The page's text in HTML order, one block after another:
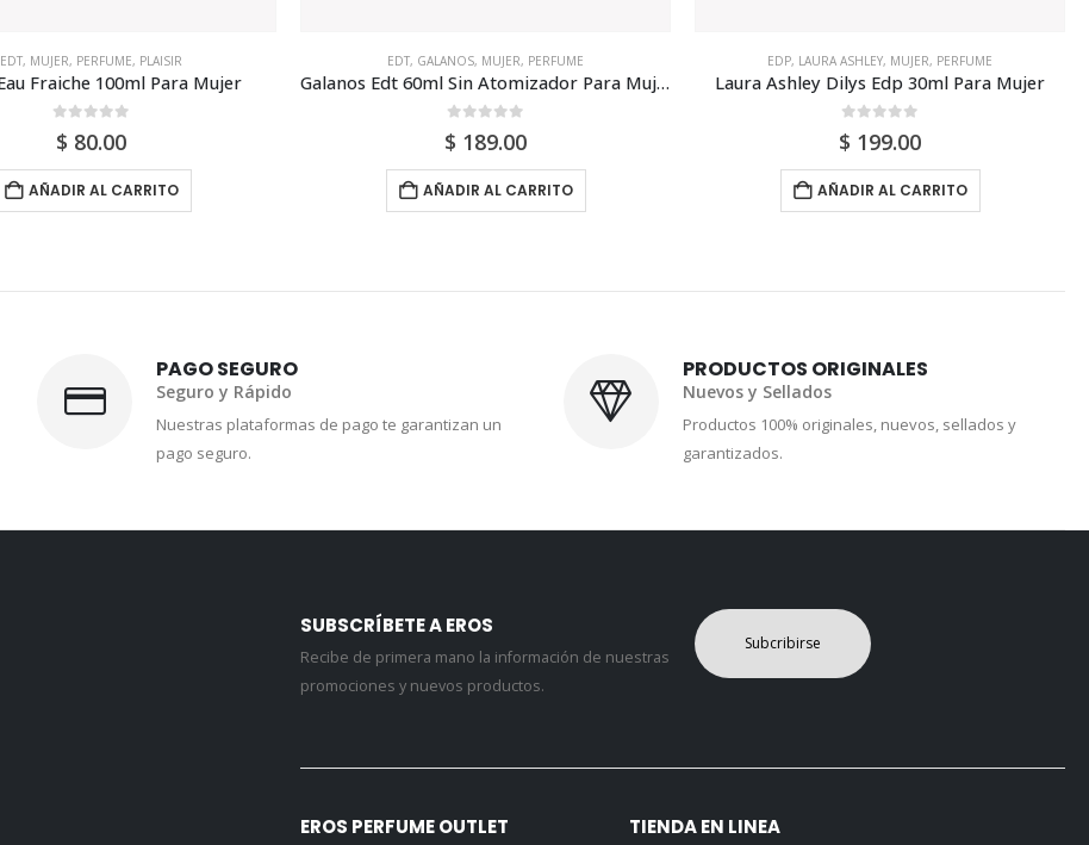
EDT,GALANOS,MUJER,PERFUME
$189.00
AÑADIR AL CARRITO
EDP,LAURA ASHLEY,MUJER,PERFUME
Laura Ashley Dilys Edp 30ml Para Mujer
$ 199.00
AÑADIR AL CARRITO
EDT,JEAN COUTURIER ,MUJER ,PERFUME
Jean Couturier Keora Edt 100ml Para Mujer
$ 105.00
AÑADIR AL CARRITO
PAGO SEGURO
Seguro y Rápido
Nuestras plataformas de pago te garantizan un
pago seguro.
PRODUCTOS ORIGINALES
Nuevos y Sellados
Productos 100% originales, nuevos, sellados y
garantizados.
SUBSCRÍBETE A EROS
Recibe de primera mano la información de nuestras
promociones y nuevos productos.
Subcribirse
EROS PERFUME OUTLET TIENDA EN LINEA